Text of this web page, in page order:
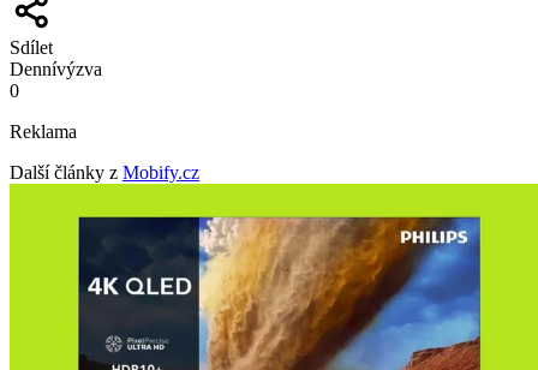
Sdílet
Dennívýzva
0
Reklama
Další články z Mobify.cz